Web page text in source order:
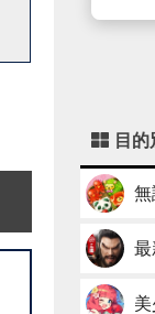
目
無
最